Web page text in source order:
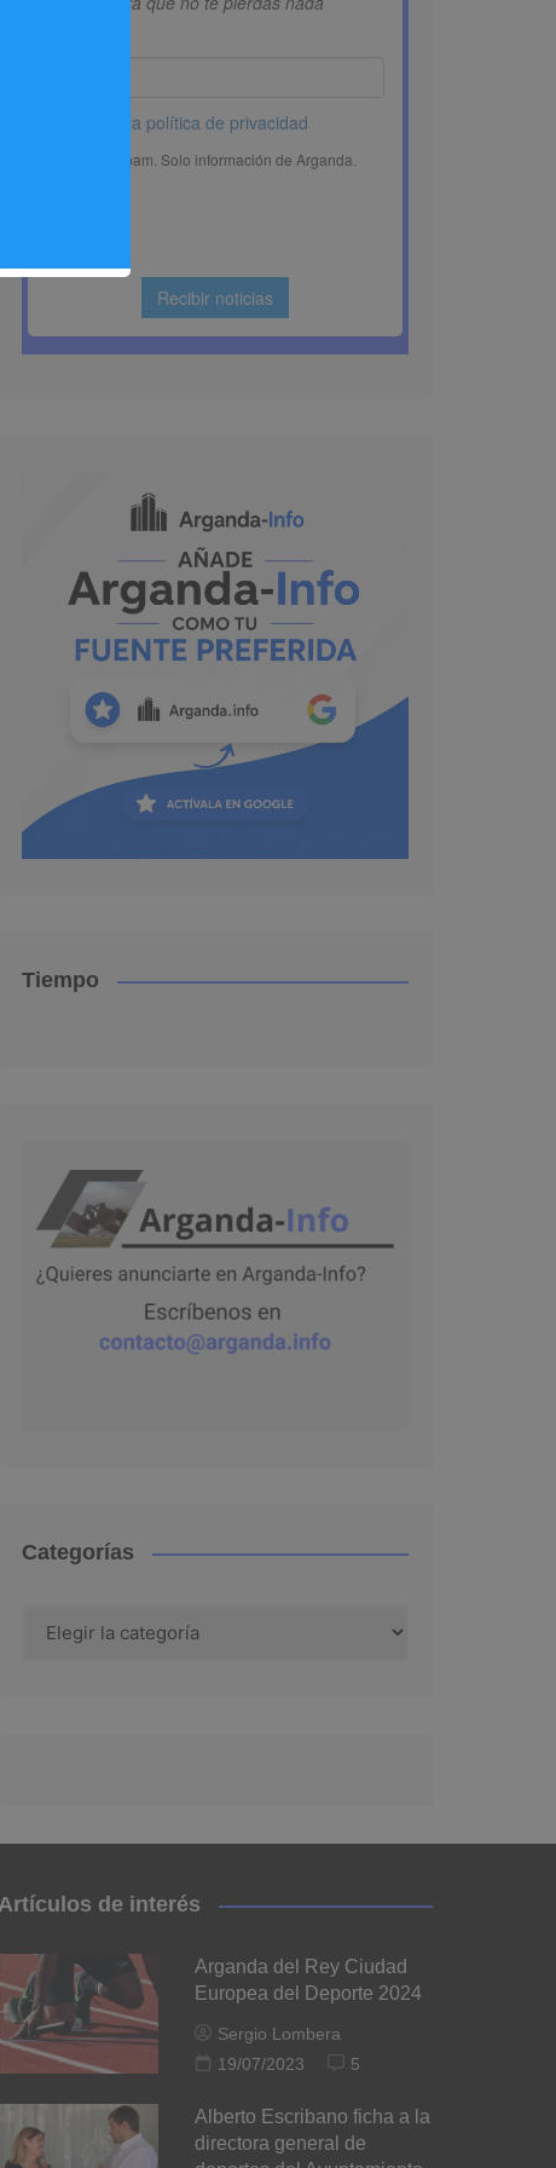
Tiempo
Categorías
de interés
Arganda del Rey Ciudad
Europea del Deporte 2024
Sergio Lombera
19/07/2023
5
Alberto Escribano ficha a la
directora general de